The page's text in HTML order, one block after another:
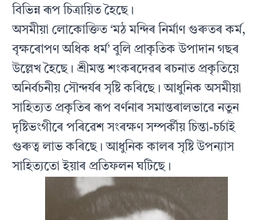
বিভিন্ন ৰূপ চিত্ৰায়িত হৈছে।
অসমীয়া লোকোক্তিত ‘মঠ মন্দিৰ নিৰ্মাণ গুৰুতৰ কৰ্ম,
বৃক্ষৰোপণ অধিক ধৰ্ম’ বুলি প্ৰাকৃতিক উপাদান গছৰ
উল্লেখ হৈছে। শ্ৰীমন্ত শংকৰদেৱৰ ৰচনাত প্ৰকৃতিয়ে
অনিৰ্বচনীয় সৌন্দৰ্যৰ সৃষ্টি কৰিছে। আধুনিক অসমীয়া
সাহিত্যত প্ৰকৃতিৰ ৰূপ বৰ্ণনাৰ সমান্তৰালভাৱে নতুন
দৃষ্টিভংগীৰে পৰিৱেশ সংৰক্ষণ সম্পৰ্কীয় চিন্তা-চৰ্চাই
গুৰুত্ব লাভ কৰিছে। আধুনিক কালৰ সৃষ্টি উপন্যাস
সাহিত্যতো ইয়াৰ প্ৰতিফলন ঘটিছে।